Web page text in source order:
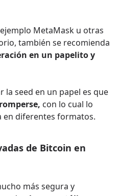
MetaMask u otras
también se recomienda
en un papelito y
la seed en un papel es que
con lo cual lo
en diferentes formatos.
de Bitcoin en
más segura y